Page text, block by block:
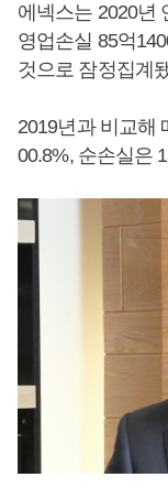
에넥스는 2020년
영업손실 85억
것으로 잠정집계
2019년과 비교해
00.8%, 순손실은